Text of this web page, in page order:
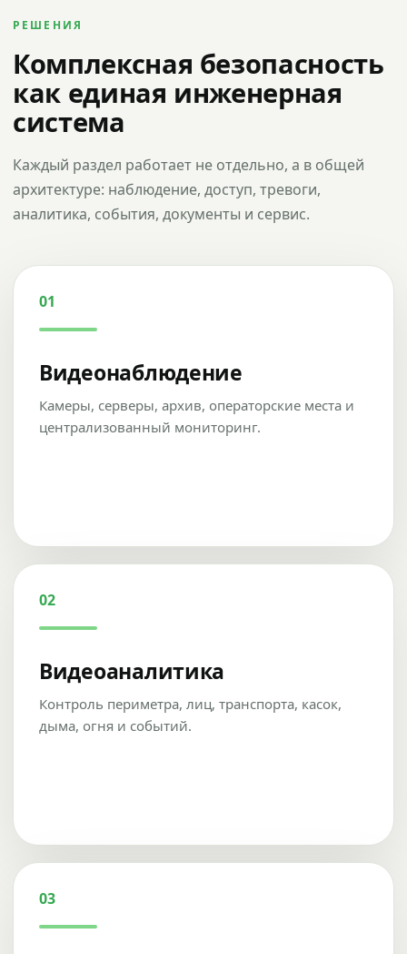
РЕШЕНИЯ
Комплексная безопасность
как единая инженерная
система
Каждый раздел работает не отдельно, а в общей
архитектуре: наблюдение, доступ, тревоги,
аналитика, события, документы и сервис.
01
Видеонаблюдение
Камеры, серверы, архив, операторские места и
централизованный мониторинг.
02
Видеоаналитика
Контроль периметра, лиц, транспорта, касок,
дыма, огня и событий.
03